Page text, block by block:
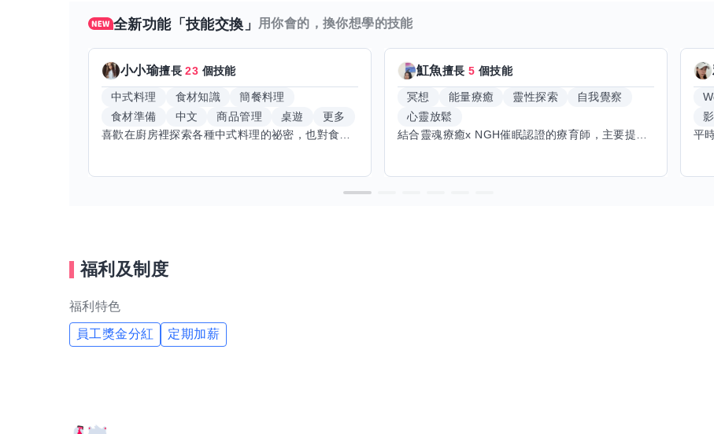
全新功能「技能交換」 用你會的，換你想學的技能
小小瑜擅長23 個技能
中式料理 食材知識
簡餐料理
食材準備
中文 商品管理 桌遊
更多
喜歡在廚房裡探索各種中式料理的祕密，也對食材的挑選和搭配充滿熱情。平常生活裡，簡餐料理是我的拿手好戲，讓人輕鬆又滿足。最近開始對手繪、攝影和影片剪輯有濃厚興趣，想找伙伴一起學習交換技能，互相激盪創意！希望能和你一起開心成長，分享不只是技術，更是快樂和靈感的碰撞。
魟魚擅長5 個技能
冥想 能量療癒 靈性探索
自我覺察
心靈放鬆
結合靈魂療癒x NGH催眠認證的療育師，主要提供潛意識探索和靈魂導向的催眠療育。你會全程100%清醒跟我對話。
福利及制度
福利特色
員工獎金分紅 定期加薪